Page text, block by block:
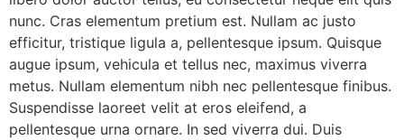
nunc. Cras elementum pretium est. Nullam ac justo
efficitur, tristique ligula a, pellentesque ipsum. Quisque
augue ipsum, vehicula et tellus nec, maximus viverra
metus. Nullam elementum nibh nec pellentesque finibus.
Suspendisse laoreet velit at eros eleifend, a
pellentesque urna ornare. In sed viverra dui. Duis